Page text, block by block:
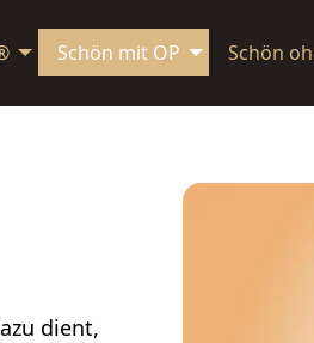
Schön mit OP Schön
dient,